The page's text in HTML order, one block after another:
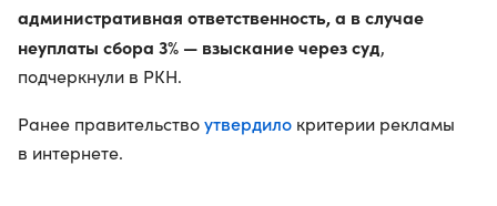
административная ответственность, а в случае
неуплаты сбора 3% — взыскание через суд,
подчеркнули в РКН.
Ранее правительствоутвердило критерии рекламы
в интернете.